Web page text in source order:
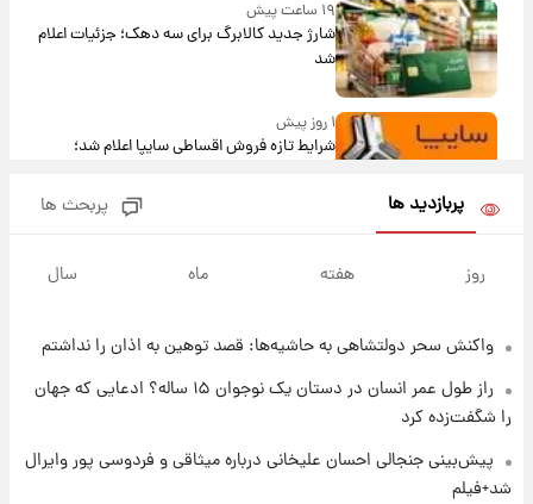
۱۹ ساعت پیش
شارژ جدید کالابرگ برای سه دهک؛ جزئیات اعلام
شد
۱ روز پیش
شرایط تازه فروش اقساطی سایپا اعلام شد؛
قیمت سکه و طلا فردا
۱ روز پیش
۱ روز پیش
پربازدید ها پربحث ها
روز هفته ماه سال
واکنش سحر دولتشاهی به حاشیه‌ها: قصد توهین به اذان را نداشتم
راز طول عمر انسان در دستان یک نوجوان ۱۵ ساله؟ ادعایی که جهان
را شگفت‌زده کرد
پیش‌بینی جنجالی احسان علیخانی درباره میثاقی و فردوسی پور وایرال
شد+فیلم